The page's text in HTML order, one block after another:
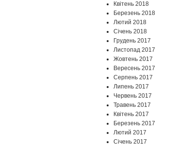
Квітень 2018
Березень 2018
Лютий 2018
Січень 2018
Грудень 2017
Листопад 2017
Жовтень 2017
Вересень 2017
Серпень 2017
Липень 2017
Червень 2017
Травень 2017
Квітень 2017
Березень 2017
Лютий 2017
Січень 2017